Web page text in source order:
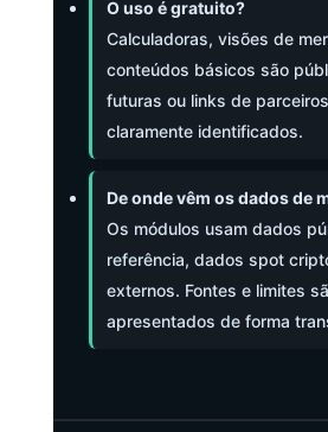
O uso é gratuito?
Calculadoras, visões de
conteúdos básicos são
futuras ou links de
claramente identificados.
De onde vêm os dados de
Os módulos usam dados
referência, dados spot
externos. Fontes e limites
apresentados de forma